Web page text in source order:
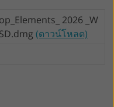
2026 _W
(ดาวน์โหลด)